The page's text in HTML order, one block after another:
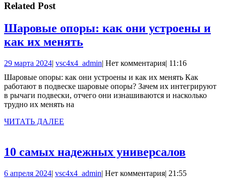
Related Post
Шаровые опоры: как они устроены и
как их менять
как
они
устроены
менять
29 марта 202429
2024
| vsc4x4_adminvsc4x4_admin
| Нет комментария| 11:16
Шаровые опоры: как они устроены и как их менять Как
работают в подвеске шаровые опоры? Зачем их интегрируют
в рычаги подвески, отчего они изнашиваются и насколько
трудно их менять на
ЧИТАТЬ ДАЛЕЕ
10 самых надежных универсалов10
6 апреля 20246| vsc4x4_adminvsc4x4_admin
| Нет комментария| 21:55